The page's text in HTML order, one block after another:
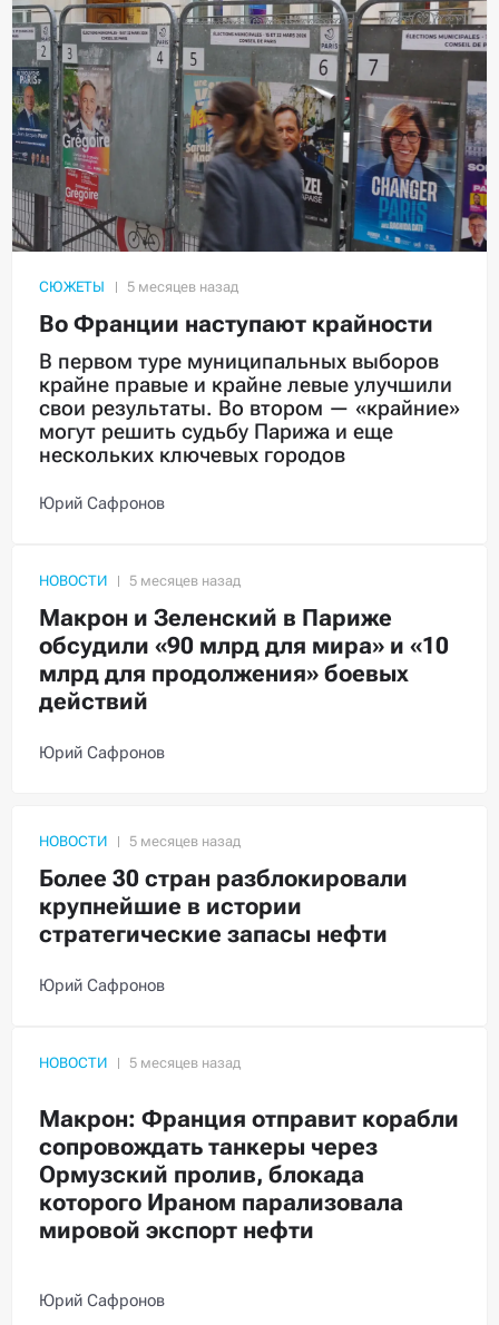
СЮЖЕТЫ
Во Франции наступают крайности
В первом туре муниципальных выборов
крайне правые и крайне левые улучшили
свои результаты. Во втором — «крайние»
могут решить судьбу Парижа и еще
нескольких ключевых городов
Юрий Сафронов
НОВОСТИ
Макрон и Зеленский в Париже
обсудили «90 млрд для мира» и «10
млрд для продолжения» боевых
действий
Юрий Сафронов
НОВОСТИ
Более 30 стран разблокировали
крупнейшие в истории
стратегические запасы нефти
Юрий Сафронов
НОВОСТИ
Макрон: Франция отправит корабли
сопровождать танкеры через
Ормузский пролив, блокада
которого Ираном парализовала
мировой экспорт нефти
Юрий Сафронов